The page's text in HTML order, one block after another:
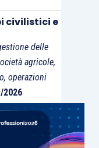
dai soci.
civilistici e
delle
agricole,
operazioni
2026